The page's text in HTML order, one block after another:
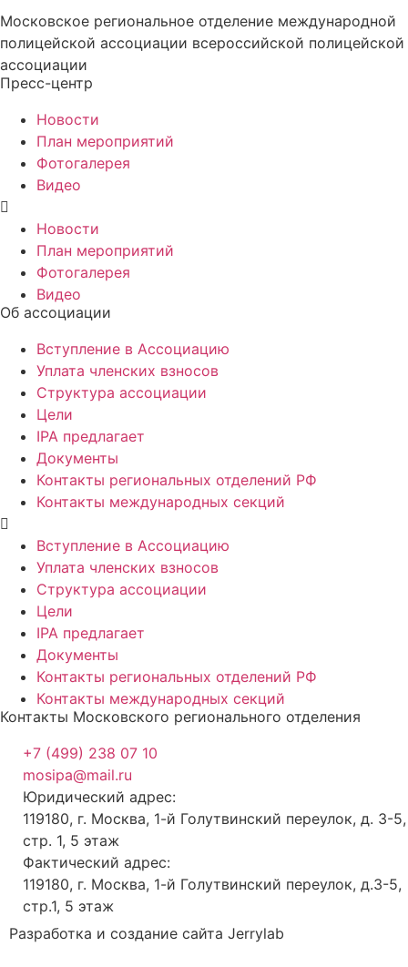
Московское региональное отделение международной
полицейской ассоциации всероссийской полицейской
ассоциации
Пресс-центр
Новости
План мероприятий
Фотогалерея
Видео
Новости
План мероприятий
Фотогалерея
Видео
Об ассоциации
Вступление в Ассоциацию
Уплата членских взносов
Структура ассоциации
Цели
IPA предлагает
Документы
Контакты региональных отделений РФ
Контакты международных секций
Вступление в Ассоциацию
Уплата членских взносов
Структура ассоциации
Цели
IPA предлагает
Документы
Контакты региональных отделений РФ
Контакты международных секций
Контакты Московского регионального отделения
+7 (499) 238 07 10
mosipa@mail.ru
Юридический адрес:
119180, г. Москва, 1-й Голутвинский переулок, д. 3-5,
стр. 1, 5 этаж
Фактический адрес:
119180, г. Москва, 1-й Голутвинский переулок, д.3-5,
стр.1, 5 этаж
Разработка и создание сайта Jerrylab